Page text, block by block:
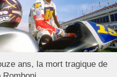
ans, la mort tragique de